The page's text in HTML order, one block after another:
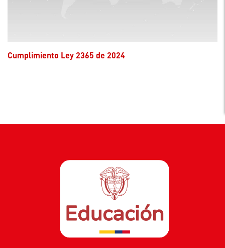
Cumplimiento Ley 2365 de 2024